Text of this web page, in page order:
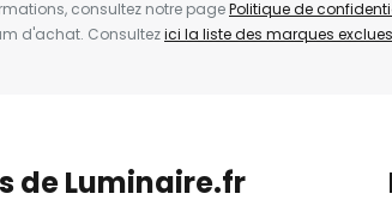
consultez notre pagePolitique de
d'achat. Consultezici la liste des marques
de Luminaire.fr